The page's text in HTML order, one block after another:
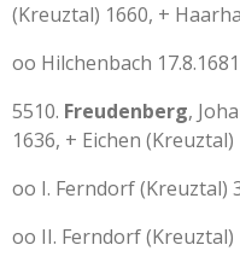
(Kreuztal) 1660, +
oo Hilchenbach
5510. Freudenberg,
1636, + Eichen (Kreuztal)
oo I. Ferndorf (Kreuztal)
oo II. Ferndorf (Kreuztal)